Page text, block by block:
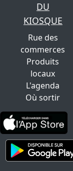
DU
KIOSQUE
Rue des
commerces
Produits
locaux
L'agenda
Où sortir